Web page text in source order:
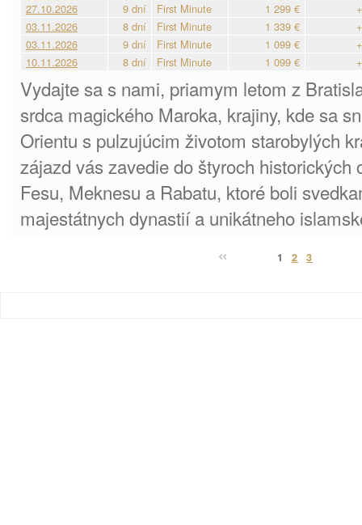
27.10.2026
9 dní First Minute 1 299 €
03.11.2026
8 dní First Minute 1 339 €
03.11.2026
9 dní First Minute 1 099 €
10.11.2026
8 dní First Minute 1 099 €
Vydajte sa s nami, priamym letom z
srdca magického Maroka, krajiny, kde sa
Orientu s pulzujúcim životom starobylých
zájazd vás zavedie do štyroch historických
Fesu, Meknesu a Rabatu, ktoré boli
majestátnych dynastií a unikátneho
1 2 3